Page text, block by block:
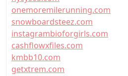
onemoremilerunning.com
snowboardsteez.com
instagrambioforgirls.com
cashflowxfiles.com
kmbb10.com
getxtrem.com